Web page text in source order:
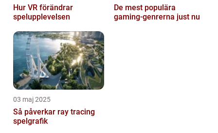
Hur VR förändrar
spelupplevelsen
De mest populära
gaming-genrerna just nu
03 maj 2025
Så påverkar ray tracing
spelgrafik